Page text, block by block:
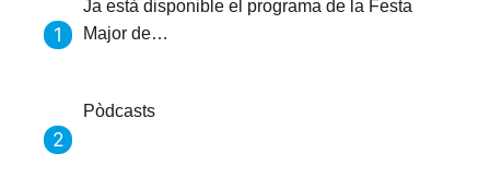
Ja està disponible el programa de la Festa
Major de…
Pòdcasts